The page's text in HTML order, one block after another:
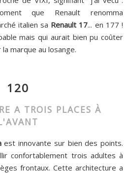
que Renault renomma
italien sa Renault 17... en 177 !
mais qui aurait bien pu coûter
marque au losange.
120
A TROIS PLACES À
est innovante sur bien des points.
confortablement trois adultes à
frontaux. Cette architecture a